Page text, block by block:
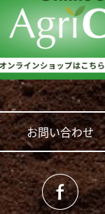
お問い合わせ